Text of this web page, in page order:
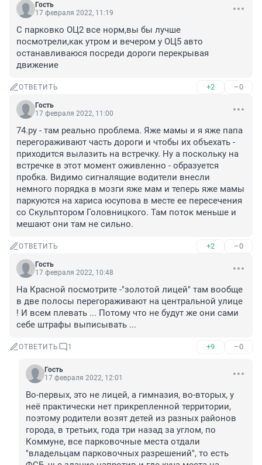
Гость
17 февраля 2022, 11:19
С парковко ОЦ2 все норм,вы бы лучше
посмотрели,как утром и вечером у ОЦ5 авто
останавливаюся посреди дороги перекрывая
движение
ОТВЕТИТЬ +2 –0
Гость
17 февраля 2022, 11:00
74.ру - там реально проблема. Яже мамы и я яже папа
перегораживают часть дороги и чтобы их объехать -
приходится вылазить на встречку. Ну а поскольку на
встречке в этот момент оживленно - образуется
пробка. Видимо сигналящие водители внесли
немного порядка в мозги яже мам и теперь яже мамы
паркуются на хариса юсупова в месте ее пересечения
со Скульптором Головницкого. Там поток меньше и
мешают они там не сильно.
ОТВЕТИТЬ +2 –0
Гость
17 февраля 2022, 10:48
На Красной посмотрите -"золотой лицей" там вообще
в две полосы перегораживают на центральной улице
! И всем плевать ... Потому что не будут же они сами
себе штрафы выписывать ...
ОТВЕТИТЬ 1 +9 –0
Гость
17 февраля 2022, 12:01
Во-первых, это не лицей, а гимназия, во-вторых, у
неё практически нет прикрепленной территории,
поэтому родители возят детей из разных районов
города, в третьих, года три назад за углом, по
Коммуне, все парковочные места отдали
"владельцам парковочных разрешений", то есть